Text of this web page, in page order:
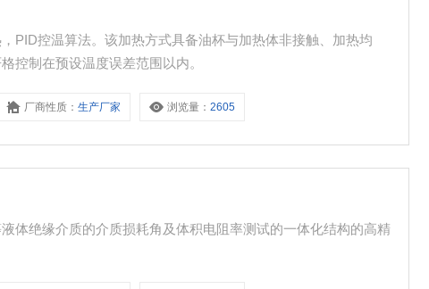
PID控温算法。该加热方式具备油杯与加热体非接触、加热均
控制在预设温度误差范围以内。
厂商性质：生产厂家 浏览量：2605
体绝缘介质的介质损耗角及体积电阻率测试的一体化结构的高精